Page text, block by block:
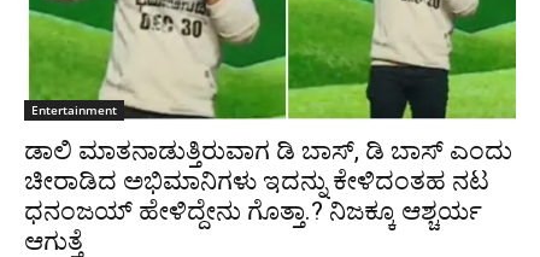
Entertainment
ಡಾಲಿ ಮಾತನಾಡುತ್ತಿರುವಾಗ ಡಿ ಬಾಸ್, ಡಿ ಬಾಸ್ ಎಂದು
ಚೀರಾಡಿದ ಅಭಿಮಾನಿಗಳು ಇದನ್ನು ಕೇಳಿದಂತಹ ನಟ
ಧನಂಜಯ್ ಹೇಳಿದ್ದೇನು ಗೊತ್ತಾ.? ನಿಜಕ್ಕೂ ಆಶ್ಚರ್ಯ
ಆಗುತ್ತೆ